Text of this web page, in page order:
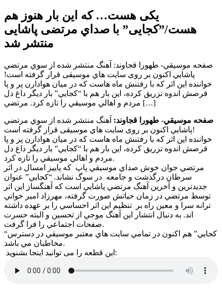
يكی هست… كه اين بار هنوز هم
هست/”كجايی” با صداي مرتضی پاشايی
منتشر شد
صفحه موسيقي- طهورا قجاوند: آهنگ منتشر شده از سوي مرتضي
پاشايي اكنون بر روی سايت هاي موسيقی قرار گرفته است!
خواننده اين اثر كه با رفتنش ماه هاست كه در ميان هوادارن پر و پا
قرصش اندوه تزريق كرده، اين بار هم با “كجايي” بار ديگر داغ دل
مردم و اهالي موسيقي را تازه كرد. مرتضي […]
صفحه موسيقي- طهورا قجاوند: آهنگ منتشر شده از سوي مرتضي
پاشايي اكنون بر روی سايت هاي موسيقی قرار گرفته است!
خواننده اين اثر كه با رفتنش ماه هاست كه در ميان هوادارن پر و پا
قرصش اندوه تزريق كرده، اين بار هم با “كجايي” بار ديگر داغ دل
مردم و اهالي موسيقي را تازه كرد.
مرتضي جوان خوش صداي موسيقي پاپ كه پاييز امسال در اثر
سرطان درگذشت و جامعه در سوگ نشاند. “كجايي” عنوان
جديدترين و آخرين آهنگ مرتضي پاشايي است كه آهنگساز اين اثر
توسط مرتضي در زمان حياتش صورت گرفته، مهرزاد امير خواني
ترانه سرا و معين راه بر تنظيم اين اثر احساسي را بر عهده داشته
اند. به دنبال انتشار اين آهنگ موجي از تحسين و البته حسرت
صفحات اجتماعي را فرا گرفت.
“كجايي” هم اكنون در تمامي سايت هاي معتبر موسيقي در دسترس
مخاطبان مي باشد.
این قطعه را می توانید اینجا بشنوید: